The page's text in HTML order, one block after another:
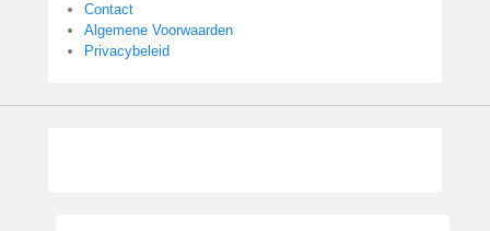
Contact
Algemene Voorwaarden
Privacybeleid